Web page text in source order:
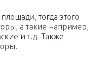
тогда этого
а такие например,
и т.д. Также